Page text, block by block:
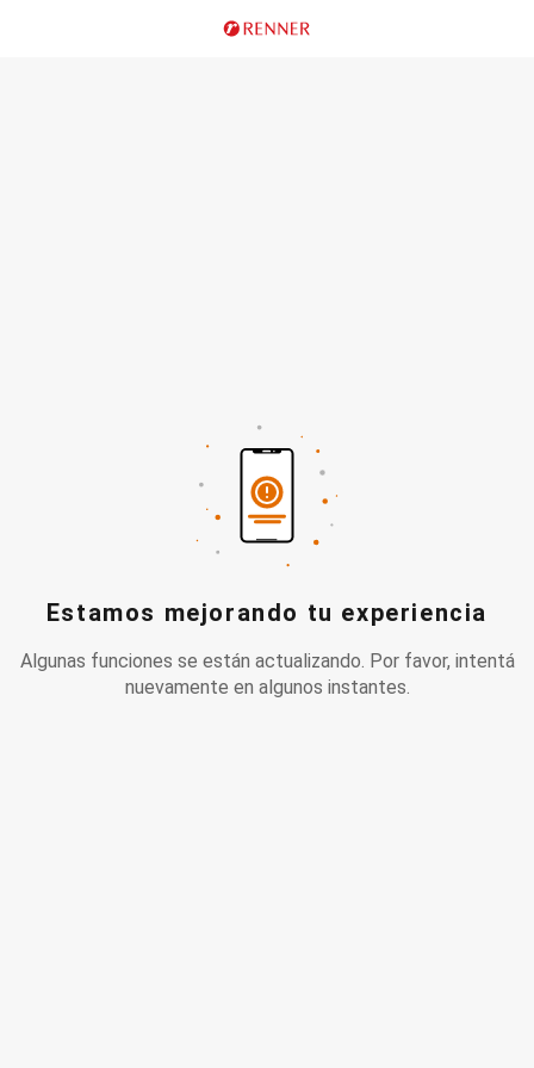
Estamos mejorando tu experiencia
Algunas funciones se están actualizando. Por favor, intentá
nuevamente en algunos instantes.